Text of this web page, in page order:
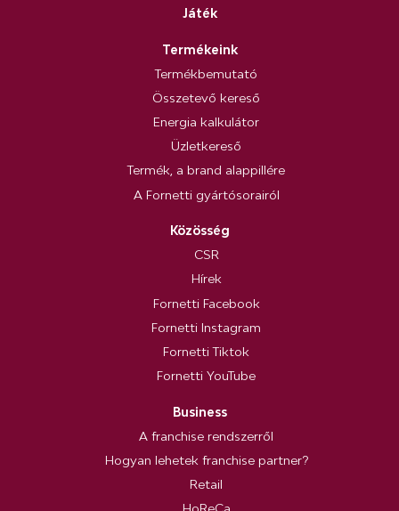
Játék
Termékeink
Termékbemutató
Összetevő kereső
Energia kalkulátor
Üzletkereső
Termék, a brand alappillére
A Fornetti gyártósorairól
Közösség
CSR
Hírek
Fornetti Facebook
Fornetti Instagram
Fornetti Tiktok
Fornetti YouTube
Business
A franchise rendszerről
Hogyan lehetek franchise partner?
Retail